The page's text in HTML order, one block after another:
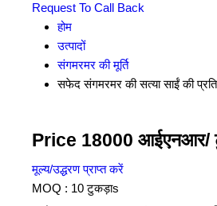
Request To Call Back
होम
उत्पादों
संगमरमर की मूर्ति
सफेद संगमरमर की सत्या साईं की
Price 18000 आईएनआर/
मूल्य/उद्धरण प्राप्त करें
MOQ : 10 टुकड़ाs